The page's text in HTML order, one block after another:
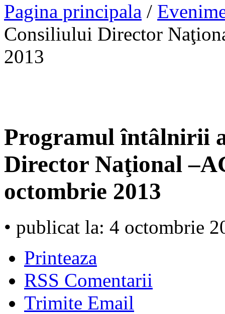
Pagina principala /
Consiliului Director
2013
Programul întâlnirii
Director Naţional
octombrie 2013
• publicat la: 4 octombrie
Printeaza
RSS Comentarii
Trimite Email